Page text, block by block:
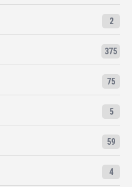
2
375
75
5
59
4